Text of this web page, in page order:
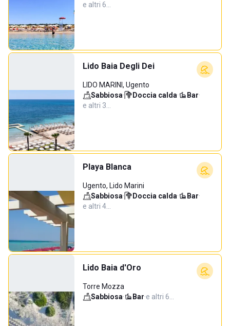
e altri 6…
Lido Baia Degli Dei
LIDO MARINI, Ugento
Sabbiosa· Doccia calda· Bar·
e altri 3…
Playa Blanca
Ugento, Lido Marini
Sabbiosa· Doccia calda· Bar·
e altri 4…
Lido Baia d'Oro
Torre Mozza
Sabbiosa· Bar·e altri 6…